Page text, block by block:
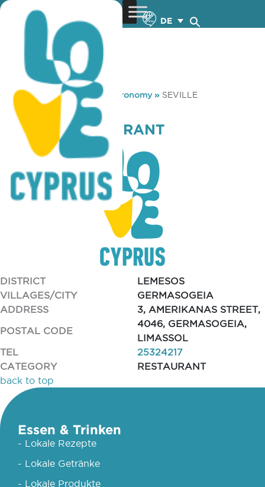
DE
You are here: Home »Gastronomy» SEVILLE
RESTAURANT
SEVILLE RESTAURANT
DISTRICT
LEMESOS
VILLAGES/CITY
GERMASOGEIA
ADDRESS
3, AMERIKANAS STREET,
POSTAL CODE
4046, GERMASOGEIA,
LIMASSOL
TEL
25324217
CATEGORY
RESTAURANT
back to top
Essen & Trinken
- Lokale Rezepte
- Lokale Getränke
- Lokale Produkte